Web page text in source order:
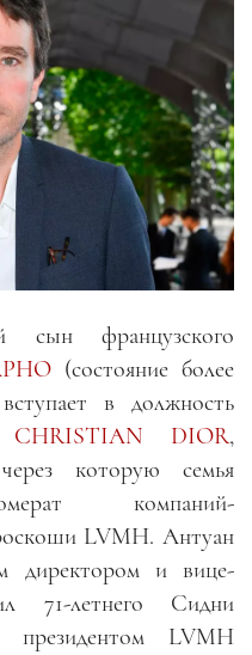
французского
(состояние более
в должность
CHRISTIAN DIOR,
которую семья
компаний-
LVMH. Антуан
директором и вице-
71-летнего Сидни
LVMH